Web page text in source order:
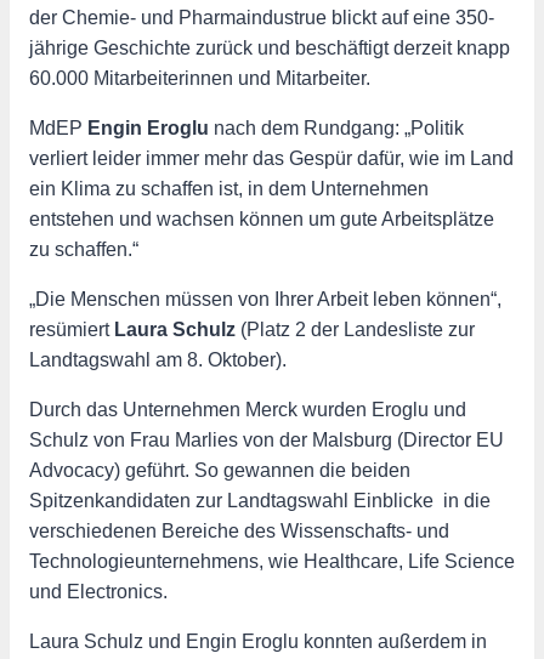
der Chemie- und Pharmaindustrue blickt auf eine 350-
jährige Geschichte zurück und beschäftigt derzeit knapp
60.000 Mitarbeiterinnen und Mitarbeiter.
MdEP Engin Eroglu nach dem Rundgang: „Politik
verliert leider immer mehr das Gespür dafür, wie im Land
ein Klima zu schaffen ist, in dem Unternehmen
entstehen und wachsen können um gute Arbeitsplätze
zu schaffen.“
„Die Menschen müssen von Ihrer Arbeit leben können“,
resümiert Laura Schulz (Platz 2 der Landesliste zur
Landtagswahl am 8. Oktober).
Durch das Unternehmen Merck wurden Eroglu und
Schulz von Frau Marlies von der Malsburg (Director EU
Advocacy) geführt. So gewannen die beiden
Spitzenkandidaten zur Landtagswahl Einblicke in die
verschiedenen Bereiche des Wissenschafts- und
Technologieunternehmens, wie Healthcare, Life Science
und Electronics.
Laura Schulz und Engin Eroglu konnten außerdem in